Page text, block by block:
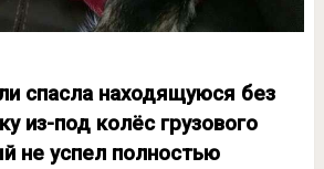
спасла находящуюся без
из-под колёс грузового
не успел полностью